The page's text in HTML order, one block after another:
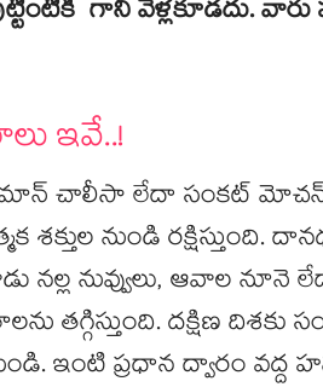
గానీ వెళ్లకూడదు.
ఇవే..!
చాలీసా లేదా సంకట్ మోచన్
శక్తుల నుండి రక్షిస్తుంది.
నువ్వులు, ఆవాల నూనె
తగ్గిస్తుంది. దక్షిణ దిశకు
ప్రధాన ద్వారం వద్ద